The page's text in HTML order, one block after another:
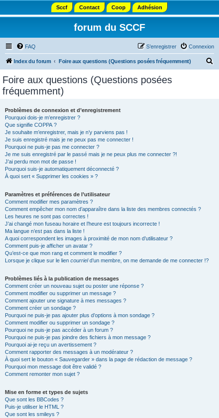
Sccf Contact Coop Adhésion
forum du SCCF
FAQ Connexion
S’enregistrer
Index du forum Foire aux questions (Questions posées fréquemment)
Foire aux questions (Questions posées
fréquemment)
Problèmes de connexion et d’enregistrement
Pourquoi dois-je m’enregistrer ?
Que signifie COPPA ?
Je souhaite m’enregistrer, mais je n’y parviens pas !
Je suis enregistré mais je ne peux pas me connecter !
Pourquoi ne puis-je pas me connecter ?
Je me suis enregistré par le passé mais je ne peux plus me connecter ?!
J’ai perdu mon mot de passe !
Pourquoi suis-je automatiquement déconnecté ?
À quoi sert « Supprimer les cookies » ?
Paramètres et préférences de l’utilisateur
Comment modifier mes paramètres ?
Comment empêcher mon nom d’apparaître dans la liste des membres connectés ?
Les heures ne sont pas correctes !
J’ai changé mon fuseau horaire et l’heure est toujours incorrecte !
Ma langue n’est pas dans la liste !
A quoi correspondent les images à proximité de mon nom d’utilisateur ?
Comment puis-je afficher un avatar ?
Qu’est-ce que mon rang et comment le modifier ?
Lorsque je clique sur le lien courrield’un membre, on me demande de me connecter !?
Problèmes liés à la publication de messages
Comment créer un nouveau sujet ou poster une réponse ?
Comment modifier ou supprimer un message ?
Comment ajouter une signature à mes messages ?
Comment créer un sondage ?
Pourquoi ne puis-je pas ajouter plus d’options à mon sondage ?
Comment modifier ou supprimer un sondage ?
Pourquoi ne puis-je pas accéder à un forum ?
Pourquoi ne puis-je pas joindre des fichiers à mon message ?
Pourquoi ai-je reçu un avertissement ?
Comment rapporter des messages à un modérateur ?
À quoi sert le bouton « Sauvegarder » dans la page de rédaction de message ?
Pourquoi mon message doit être validé ?
Comment remonter mon sujet ?
Mise en forme et types de sujets
Que sont les BBCodes ?
Puis-je utiliser le HTML ?
Que sont les smileys ?